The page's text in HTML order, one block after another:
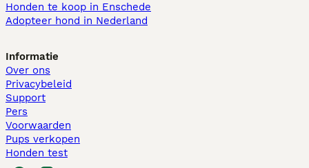
Honden te koop in Enschede
Adopteer hond in Nederland
Informatie
Over ons
Privacybeleid
Support
Pers
Voorwaarden
Pups verkopen
Honden test